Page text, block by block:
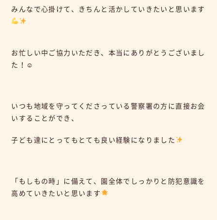
みんなで心掛けて、きちんと活かしていきたいと思います
お忙しい中ご協力いただき、本当にありがとうございまし
た！☺
いつも地域を守ってくださっている警察署の方に直接お会
いすることができ、
子ども達にとってもとても良い経験になりました
「もしもの時」に備えて、園全体でしっかりと防犯意識を
高めていきたいと思います